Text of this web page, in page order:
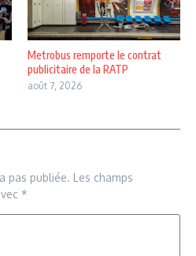
Metrobus remporte le contrat
publicitaire de la RATP
août 7, 2026
pas publiée. Les champs
*